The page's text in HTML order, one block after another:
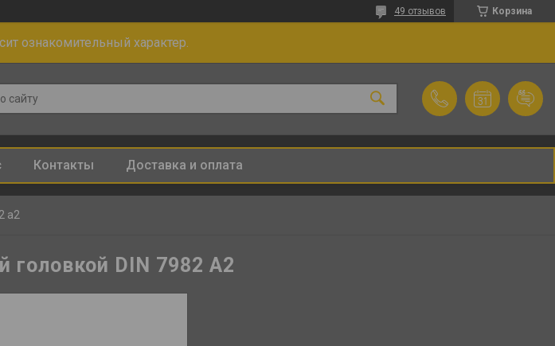
Корзина
49 отзывов
ознакомительный характер.
Контакты Доставка и оплата
а2
головкой DIN 7982 А2